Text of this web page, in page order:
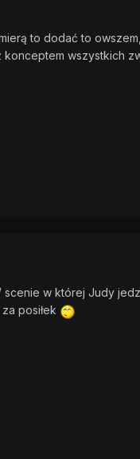
to dodać to owszem,
konceptem wszystkich
scenie w której Judy
posiłek